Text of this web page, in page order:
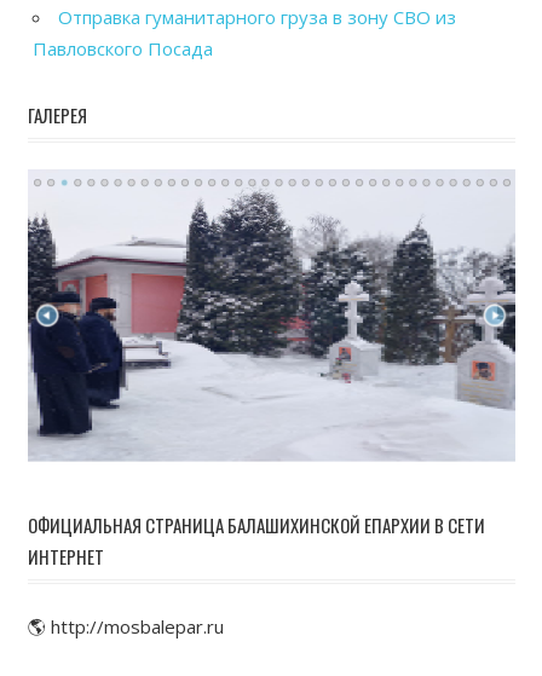
Отправка гуманитарного груза в зону СВО из
Павловского Посада
ГАЛЕРЕЯ
ОФИЦИАЛЬНАЯ СТРАНИЦА БАЛАШИХИНСКОЙ ЕПАРХИИ В СЕТИ
ИНТЕРНЕТ
🌎 http://mosbalepar.ru